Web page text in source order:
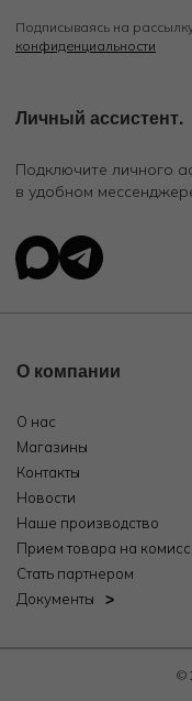
Подписываясь на
конфиденциальности
Личный ассистент.
Подключите личного
в удобном
О компании
О нас
Магазины
Контакты
Новости
Наше производство
Прием товара на
Стать партнером
Документы
©